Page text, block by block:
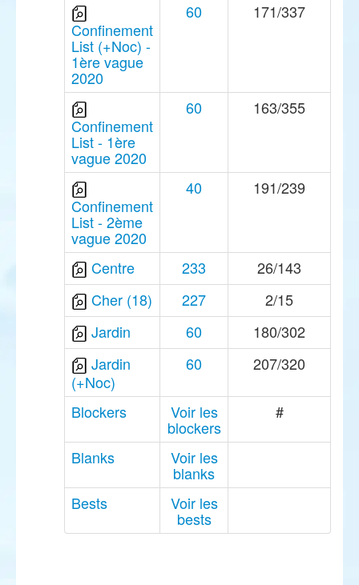
Confinement
List (+Noc) -
1ère vague
2020
60 171/337
Confinement
List - 1ère
vague 2020
60 163/355
Confinement
List - 2ème
vague 2020
40 191/239
Centre 233
26/143
Cher (18)
227
2/15
Jardin
60
180/302
Jardin
(+Noc)
60 207/320
Blockers Voir les
blockers
#
Blanks Voir les
blanks
Bests
Voir les
bests